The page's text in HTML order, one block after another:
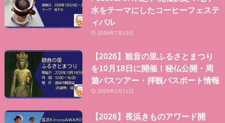
水をテーマにしたコーヒーフェステ
ィバル
2026年7月13日
【2026】観音の里ふるさとまつり
を10月18日に開催！秘仏公開・周
遊バスツアー・拝観パスポート情報
2026年7月11日
【2026】長浜きものアワード開